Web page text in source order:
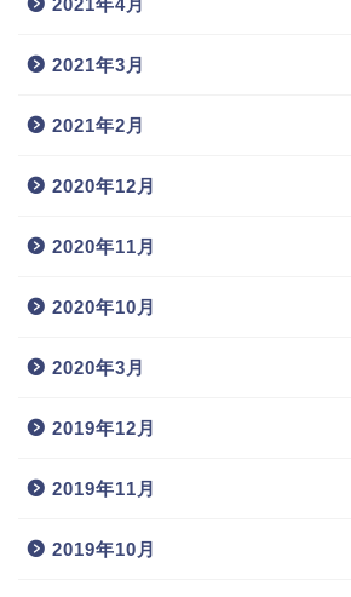
2021年3月
2021年2月
2020年12月
2020年11月
2020年10月
2020年3月
2019年12月
2019年11月
2019年10月